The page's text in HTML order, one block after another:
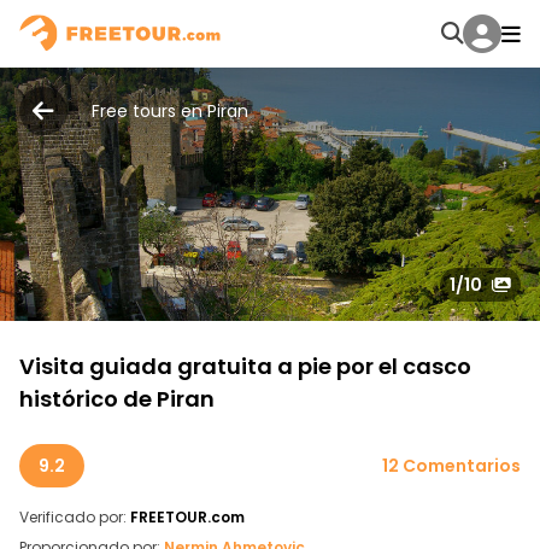
Free tours en Piran
1/10
Visita guiada gratuita a pie por el casco
histórico de Piran
9.2 12 Comentarios
Verificado por: FREETOUR.com